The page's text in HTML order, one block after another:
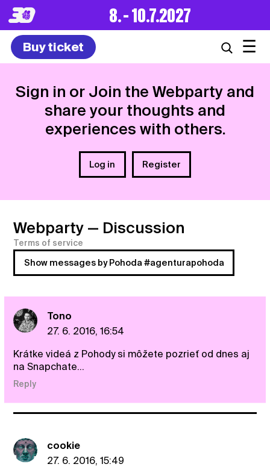
8. – 10.7.2027
Buy ticket ☰
Sign in or Join the Webparty and
share your thoughts and
experiences with others.
Log in Register
Webparty — Discussion
Terms of service
Show messages by Pohoda #agenturapohoda
Tono
27. 6. 2016, 16:54
Krátke videá z Pohody si môžete pozrieť od dnes aj
na Snapchate...
Reply
cookie
27. 6. 2016, 15:49